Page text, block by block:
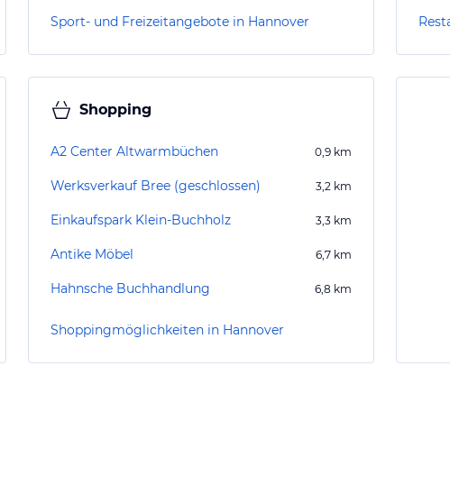
Sport- und Freizeitangebote in Hannover
Shopping
A2 Center Altwarmbüchen 0,9 km
Werksverkauf Bree (geschlossen) 3,2 km
Einkaufspark Klein-Buchholz 3,3 km
Antike Möbel 6,7 km
Hahnsche Buchhandlung 6,8 km
Shoppingmöglichkeiten in Hannover